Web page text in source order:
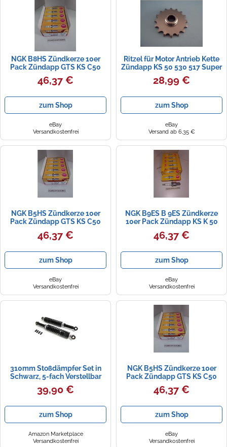
Zündkerzen
Navi Taschen
Navi-Zubehör
Navigationsgeräte
Navigationssoftware
Winterreifen
NGK B8HS Zündkerze 10er
Pack Zündapp GTS KS C50
Mofa Moped Mokick
46,37 €
zum Shop
eBay
Versandkostenfrei
Ritzel für Motor Antrieb Kette
Zündapp KS 50 530 517 Super
Sport 16 Zähne Esjot
28,99 €
zum Shop
eBay
Versand ab 6,35 €
NGK B5HS Zündkerze 10er
Pack Zündapp GTS KS C50
Mofa Moped Mokick
46,37 €
zum Shop
eBay
Versandkostenfrei
NGK B9ES B 9ES Zündkerze
10er Pack Zündapp KS K 50
80 Supersport TT WC
46,37 €
zum Shop
eBay
Versandkostenfrei
310mm Stoßdämpfer Set in
Schwarz, 5-fach Verstellbar
passend für Zündapp GTS KS
C, Hercules Prima M 2 3 4 5 S,
KR51, Puch Maxi X30 X50 -
Hydraulisch gefedert
39,90 €
zum Shop
Amazon Marketplace
Versandkostenfrei
NGK B5HS Zündkerze 10er
Pack Zündapp GTS KS C50
Mofa Moped Mokick NEU
46,37 €
zum Shop
eBay
Versandkostenfrei